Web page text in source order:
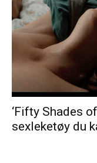
‘Fifty Shades
sexleketøy du